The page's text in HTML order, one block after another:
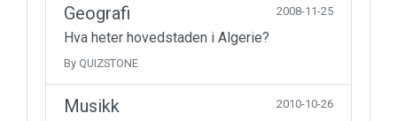
Geografi 2008-11-25
Hva heter hovedstaden i Algerie?
By QUIZSTONE
Musikk 2010-10-26